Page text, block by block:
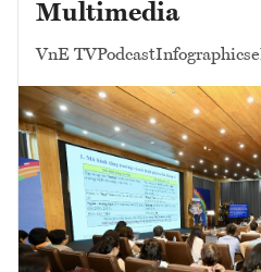
Multimedia
VnE TVPodcastInfographics